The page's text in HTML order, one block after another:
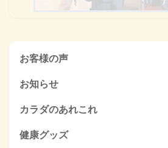
お客様の声
お知らせ
カラダのあれこれ
健康グッズ